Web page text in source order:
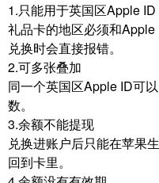
1.只能用于英国区Apple ID
礼品卡的地区必须和Apple
兑换时会直接报错。
2.可多张叠加
同一个英国区Apple ID可
数。
3.余额不能提现
兑换进账户后只能在苹果
回到卡里。